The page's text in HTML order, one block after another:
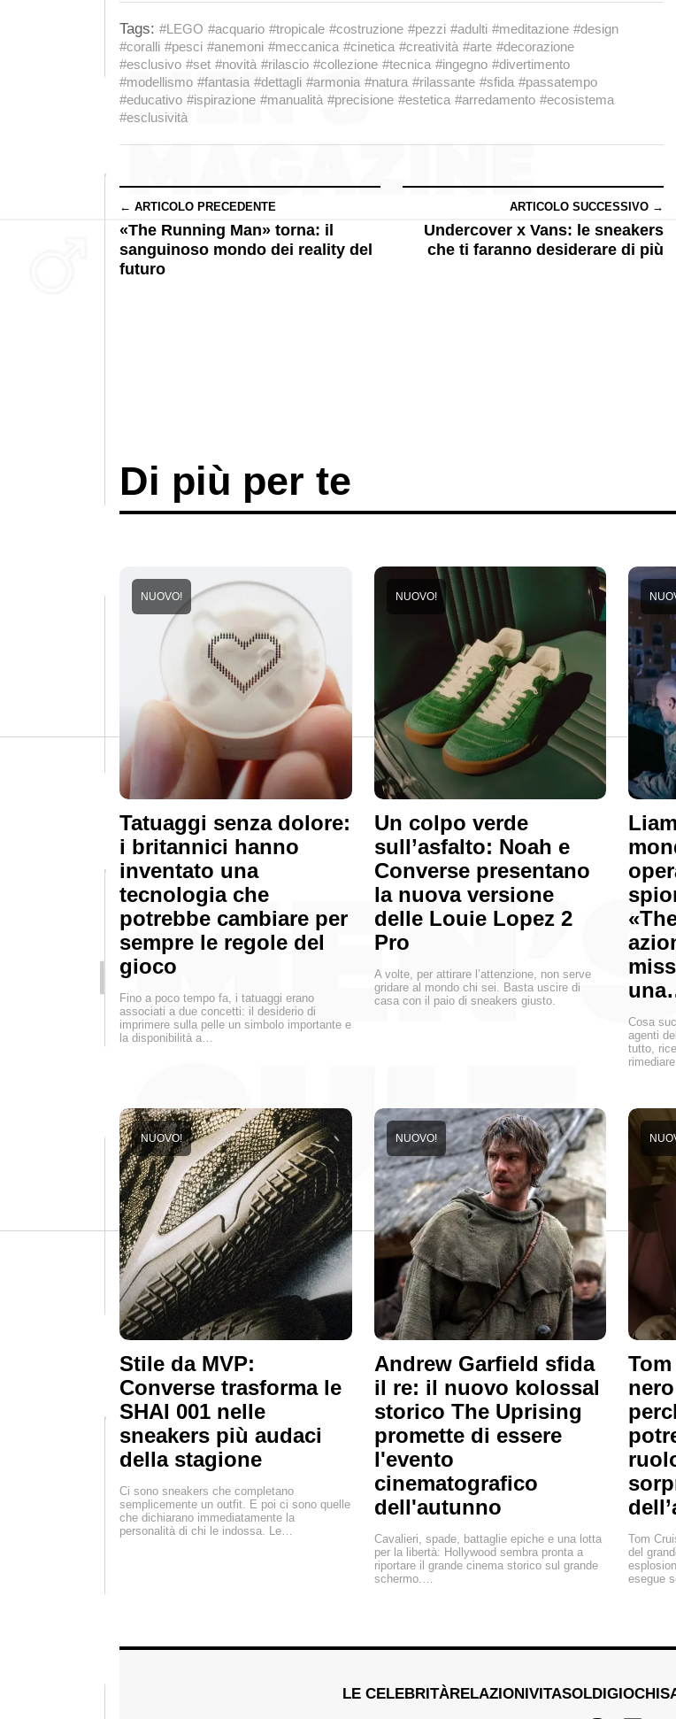
Tags: #LEGO #acquario #tropicale #costruzione #pezzi #adulti #meditazione #design
#coralli #pesci #anemoni #meccanica #cinetica #creatività #arte #decorazione
#esclusivo #set #novità #rilascio #collezione #tecnica #ingegno #divertimento
#modellismo #fantasia #dettagli #armonia #natura #rilassante #sfida #passatempo
#educativo #ispirazione #manualità #precisione #estetica #arredamento #ecosistema
#esclusività
← ARTICOLO PRECEDENTE
«The Running Man» torna: il
sanguinoso mondo dei reality del
futuro
ARTICOLO SUCCESSIVO →
Undercover x Vans: le sneakers
che ti faranno desiderare di più
Di più per te
Tatuaggi senza dolore:
i britannici hanno
inventato una
tecnologia che
potrebbe cambiare per
sempre le regole del
gioco
NUOVO!
Fino a poco tempo fa, i tatuaggi erano
associati a due concetti: il desiderio di
imprimere sulla pelle un simbolo importante e
la disponibilità a…
Un colpo verde
sull’asfalto: Noah e
Converse presentano
la nuova versione
delle Louie Lopez 2
Pro
NUOVO!
A volte, per attirare l’attenzione, non serve
gridare al mondo chi sei. Basta uscire di
casa con il paio di sneakers giusto.
Cosa
agenti
tutto,
Stile da MVP:
Converse trasforma le
SHAI 001 nelle
sneakers più audaci
della stagione
NUOVO!
Ci sono sneakers che completano
semplicemente un outfit. E poi ci sono quelle
che dichiarano immediatamente la
personalità di chi le indossa. Le…
Andrew Garfield sfida
il re: il nuovo kolossal
storico The Uprising
promette di essere
l'evento
cinematografico
dell'autunno
NUOVO!
Cavalieri, spade, battaglie epiche e una lotta
per la libertà: Hollywood sembra pronta a
riportare il grande cinema storico sul grande
schermo.…
Tom
del
esegue
LE CELEBRITÀRELAZIONIVITASOLDIGIOCHI